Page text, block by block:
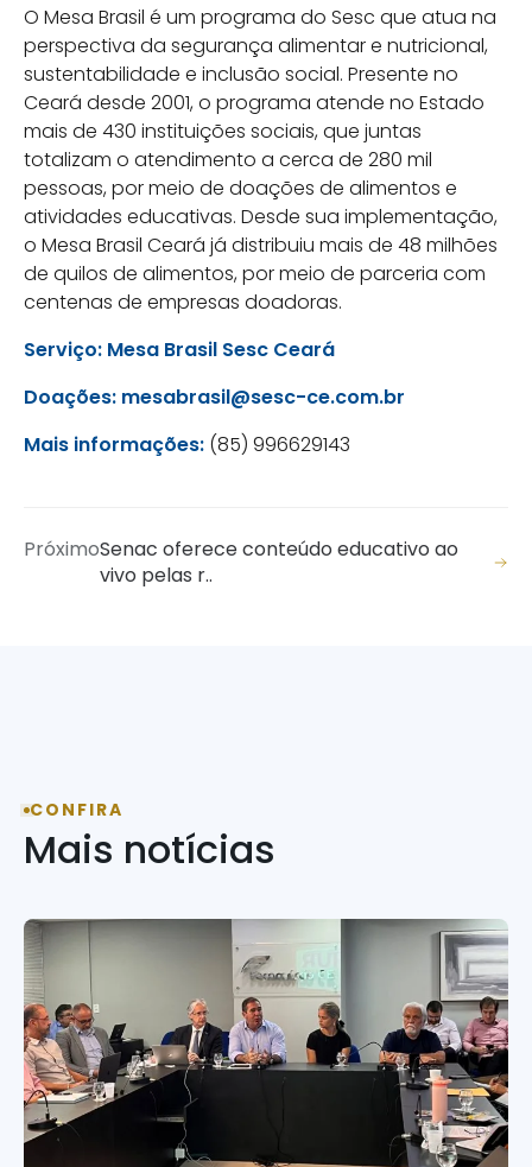
O Mesa Brasil é um programa do Sesc que atua na
perspectiva da segurança alimentar e nutricional,
sustentabilidade e inclusão social. Presente no
Ceará desde 2001, o programa atende no Estado
mais de 430 instituições sociais, que juntas
totalizam o atendimento a cerca de 280 mil
pessoas, por meio de doações de alimentos e
atividades educativas. Desde sua implementação,
o Mesa Brasil Ceará já distribuiu mais de 48 milhões
de quilos de alimentos, por meio de parceria com
centenas de empresas doadoras.
Serviço: Mesa Brasil Sesc Ceará
Doações: mesabrasil@sesc-ce.com.br
Mais informações: (85) 996629143
PróximoSenac oferece conteúdo educativo ao
vivo pelas r..
CONFIRA
Mais notícias